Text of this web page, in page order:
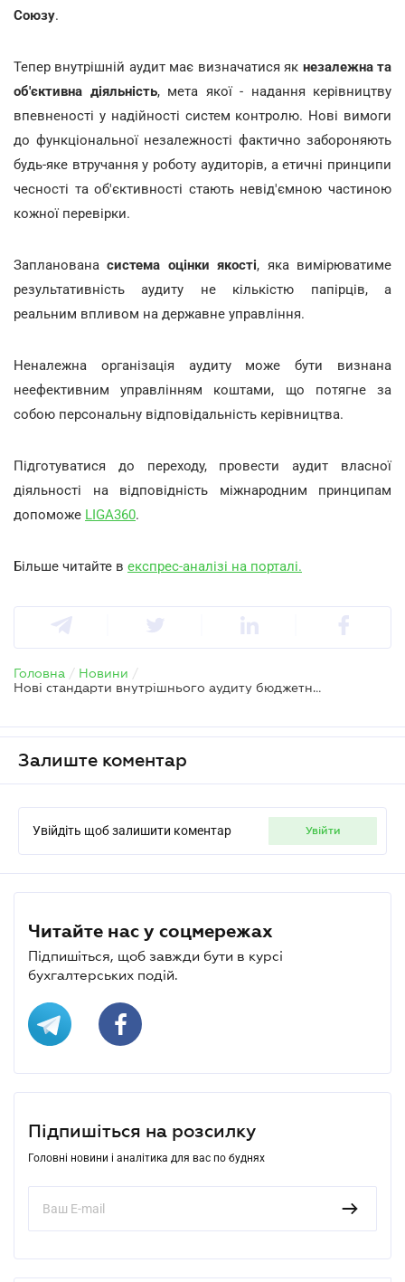
Союзу.
Тепер внутрішній аудит має визначатися як незалежна та
об'єктивна діяльність, мета якої - надання керівництву
впевненості у надійності систем контролю. Нові вимоги
до функціональної незалежності фактично забороняють
будь-яке втручання у роботу аудиторів, а етичні принципи
чесності та об'єктивності стають невід'ємною частиною
кожної перевірки.
Запланованасистема оцінки якості, яка вимірюватиме
результативність аудиту не кількістю папірців, а
реальним впливом на державне управління.
Неналежна організація аудиту може бути визнана
неефективним управлінням коштами, що потягне за
собою персональну відповідальність керівництва.
Підготуватися до переходу, провести аудит власної
діяльності на відповідність міжнародним принципам
допоможе LIGA360.
Більше читайте в експрес-аналізі на порталі.
Головна / Новини /
Нові стандарти внутрішнього аудиту бюджетний установ: проєкт наказу Мінфіну
Залиште коментар
Увійдіть щоб залишити коментар увійти
Читайте нас у соцмережах
Підпишіться, щоб завжди бути в курсі
бухгалтерських подій.
Підпишіться на розсилку
Головні новини і аналітика для вас по буднях